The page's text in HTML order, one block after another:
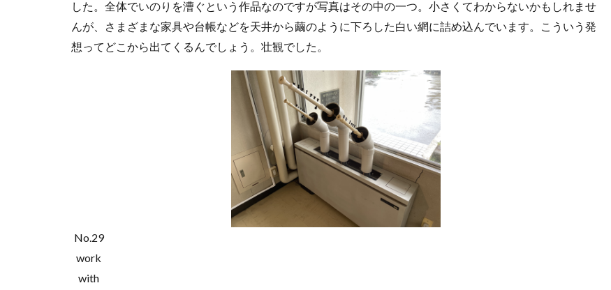
した。全体でいのりを漕ぐという作品なのですが写真はその中の一つ。小さくてわからないかもしれませ
んが、さまざまな家具や台帳などを天井から繭のように下ろした白い網に詰め込んでいます。こういう発
想ってどこから出てくるんでしょう。壮観でした。
No.29
work
with